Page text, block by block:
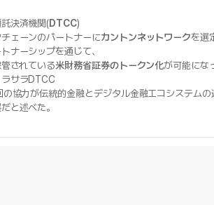
決済機関(DTCC)
ェーンのパートナーにカントンネットワークを選
ナーシップを通じて、
されている米財務省証券のトークン化が可能にな
サラDTCC
の協力が伝統的金融とデジタル金融エコシステムの
と述べた。